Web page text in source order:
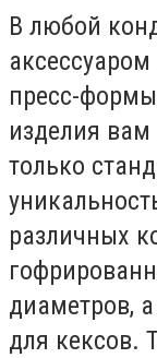
В любой
пресс-
изделия
только
различных
диаметров,
для кексов.